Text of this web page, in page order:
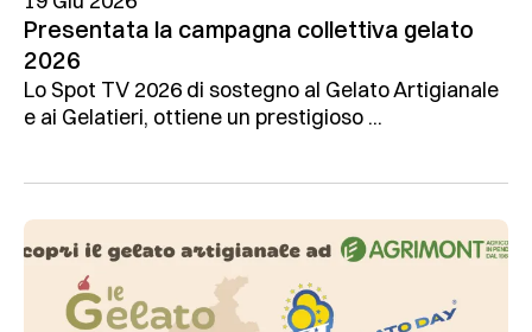
Presentata la campagna collettiva gelato
2026
Lo Spot TV 2026 di sostegno al Gelato Artigianale
e ai Gelatieri, ottiene un prestigioso ...